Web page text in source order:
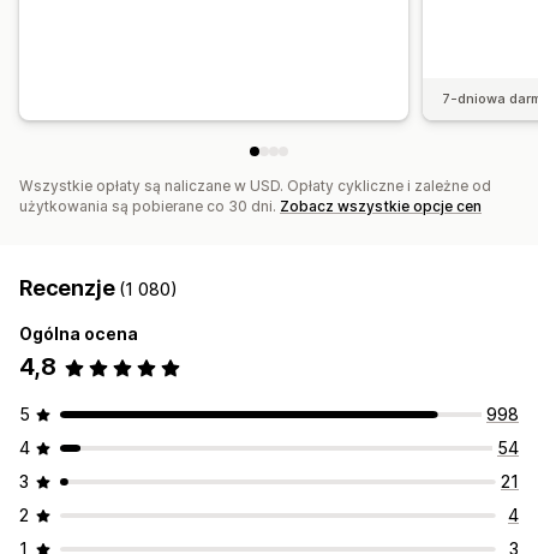
7-dniowa
Wszystkie opłaty są naliczane w USD. Opłaty cykliczne i zależne od
użytkowania są pobierane co 30 dni. Zobacz wszystkie opcje cen
Recenzje (1 080)
Ogólna ocena
4,8
5
998
4
54
3
21
2
4
1
3